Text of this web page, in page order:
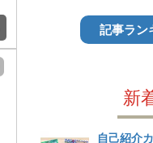
記事ラン
新
自己紹介